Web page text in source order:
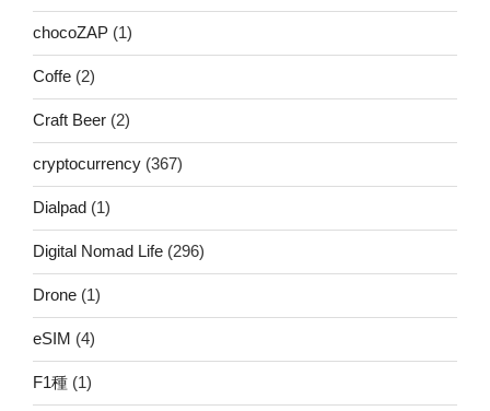
chocoZAP (1)
Coffe (2)
Craft Beer (2)
cryptocurrency (367)
Dialpad (1)
Digital Nomad Life (296)
Drone (1)
eSIM (4)
F1種 (1)